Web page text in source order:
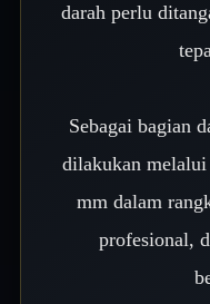
darah perlu
Sebagai bagian
dilakukan
mm dalam
profesional,